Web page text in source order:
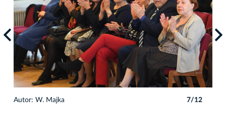
Autor: W. Majka 7/12